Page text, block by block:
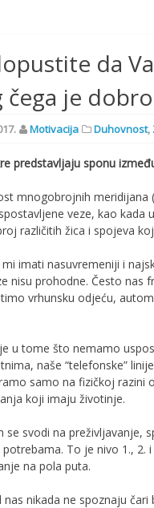
da
čega je
Motivacija Duhovnost,
predstavljaju sponu
mnogobrojnih meridijana
veze, kao kada
različitih žica i spojeva
imati nasuvremeniji i
nisu prohodne. Često nas
vrhunsku odjeću,
u tome što nemamo
naše “telefonske”
samo na fizičkoj razini
koji imaju životinje.
se svodi na preživljavanje,
To je nivo 1., 2.
na pola puta.
nas nikada ne spoznaju